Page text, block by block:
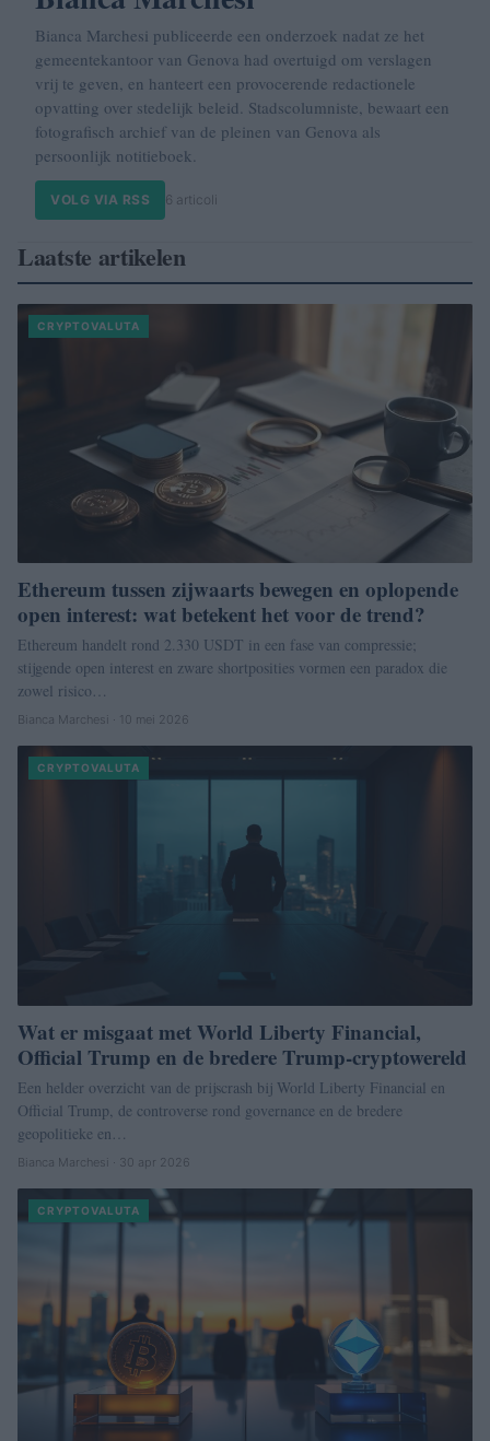
Bianca Marchesi publiceerde een onderzoek nadat ze het
gemeente­kantoor van Genova had overtuigd om verslagen
vrij te geven, en hanteert een provocerende redactionele
opvatting over stedelijk beleid. Stadscolumniste, bewaart een
fotografisch archief van de pleinen van Genova als
persoonlijk notitieboek.
VOLG VIA RSS 6 articoli
Laatste artikelen
CRYPTOVALUTA
Ethereum tussen zijwaarts bewegen en oplopende
open interest: wat betekent het voor de trend?
Ethereum handelt rond 2.330 USDT in een fase van compressie;
stijgende open interest en zware shortposities vormen een paradox die
zowel risico…
Bianca Marchesi · 10 mei 2026
CRYPTOVALUTA
Wat er misgaat met World Liberty Financial,
Official Trump en de bredere Trump-cryptowereld
Een helder overzicht van de prijscrash bij World Liberty Financial en
Official Trump, de controverse rond governance en de bredere
geopolitieke en…
Bianca Marchesi · 30 apr 2026
CRYPTOVALUTA